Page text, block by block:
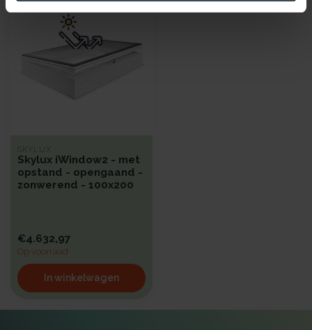
SKYLUX
Skylux iWindow2 - met
opstand - opengaand -
zonwerend - 100x200
€4.632,97
Op voorraad
In winkelwagen